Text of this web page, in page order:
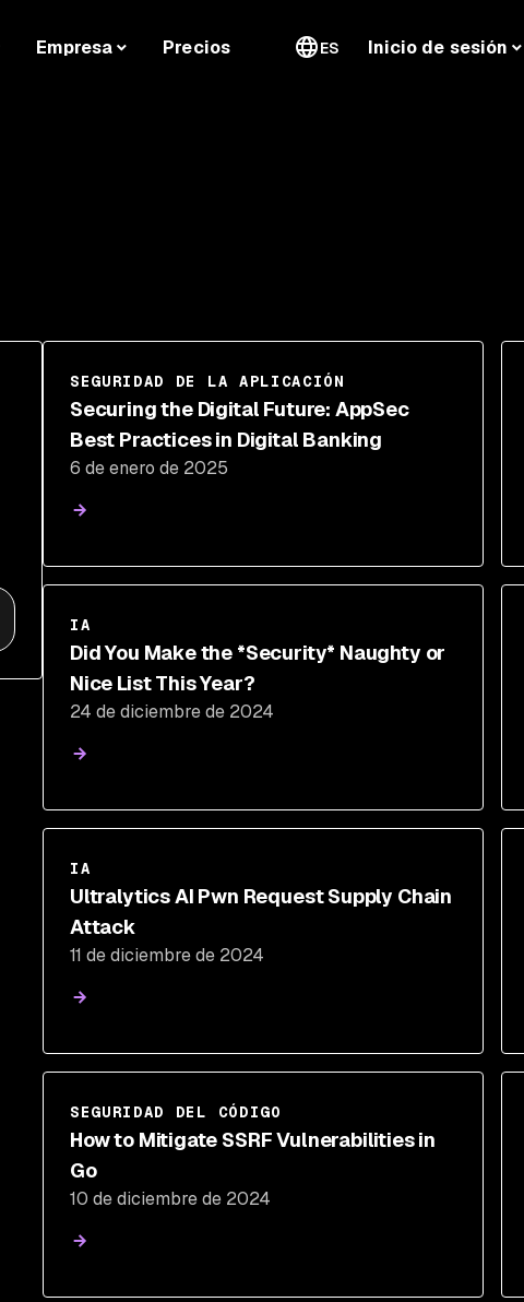
Empresa Precios ES Inicio de sesión
SEGURIDAD DE LA APLICACIÓN
Securing the Digital Future: AppSec
Best Practices in Digital Banking
6 de enero de 2025
IA
Did You Make the *Security* Naughty or
Nice List This Year?
24 de diciembre de 2024
IA
Ultralytics AI Pwn Request Supply Chain
Attack
11 de diciembre de 2024
SEGURIDAD DEL CÓDIGO
How to Mitigate SSRF Vulnerabilities in
Go
10 de diciembre de 2024